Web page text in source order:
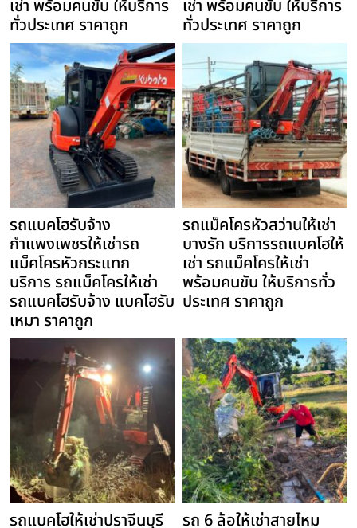
เช่า พร้อมคนขับ ให้บริการ
ทั่วประเทศ ราคาถูก
เช่า พร้อมคนขับ ให้บริการ
ทั่วประเทศ ราคาถูก
รถแบคโฮรับจ้าง
กำแพงเพชรให้เช่ารถ
แม็คโครหัวกระแทก
บริการ รถแม็คโครให้เช่า
รถแบคโฮรับจ้าง แบคโฮรับ
เหมา ราคาถูก
รถแม็คโครหัวสว่านให้เช่า
บางรัก บริการรถแบคโฮให้
เช่า รถแม็คโครให้เช่า
พร้อมคนขับ ให้บริการทั่ว
ประเทศ ราคาถูก
รถแบคโฮให้เช่าปราจีนบุรี
รถ 6 ล้อให้เช่าสายไหม